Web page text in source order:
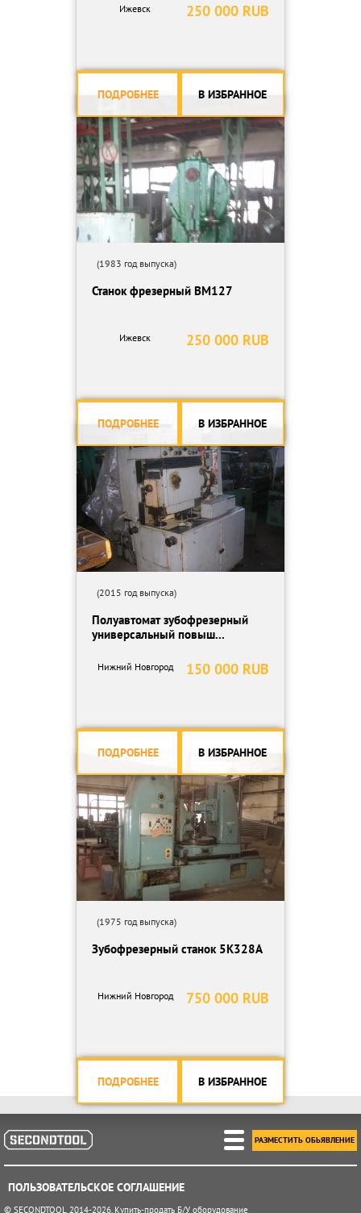
250 000 RUB
Ижевск
ПОДРОБНЕЕ В ИЗБРАННОЕ
(1983 год выпуска)
Станок фрезерный ВМ127
250 000 RUB
Ижевск
ПОДРОБНЕЕ В ИЗБРАННОЕ
(2015 год выпуска)
Полуавтомат зубофрезерный
универсальный повыш...
150 000 RUB
Нижний Новгород
ПОДРОБНЕЕ В ИЗБРАННОЕ
(1975 год выпуска)
Зубофрезерный станок 5К328А
750 000 RUB
Нижний Новгород
ПОДРОБНЕЕ В ИЗБРАННОЕ
ПОЛЬЗОВАТЕЛЬСКОЕ СОГЛАШЕНИЕ
РАЗМЕСТИТЬ ОБЬЯВЛЕНИЕ
© SECONDTOOL 2014-2026. Купить-продать Б/У оборудование